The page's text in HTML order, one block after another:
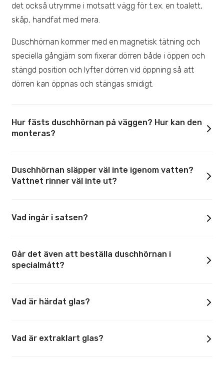
det också utrymme i motsatt vägg för t.ex. en toalett,
skåp, handfat med mera.
Duschhörnan kommer med en magnetisk tätning och
speciella gångjärn som fixerar dörren både i öppen och
stängd position och lyfter dörren vid öppning så att
dörren kan öppnas och stängas smidigt.
Hur fästs duschhörnan på väggen? Hur kan den
monteras?
Duschhörnan släpper väl inte igenom vatten?
Vattnet rinner väl inte ut?
Vad ingår i satsen?
Går det även att beställa duschhörnan i
specialmått?
Vad är härdat glas?
Vad är extraklart glas?